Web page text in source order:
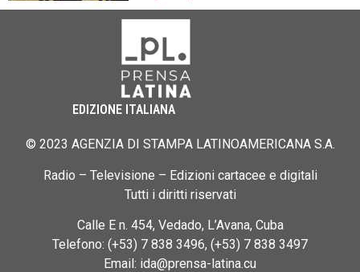
EDIZIONE ITALIANA
© 2023 AGENZIA DI STAMPA LATINOAMERICANA S.A.
Radio – Televisione – Edizioni cartacee e digitali
Tutti i diritti riservati
Calle E n. 454, Vedado, L’Avana, Cuba
Telefono: (+53) 7 838 3496, (+53) 7 838 3497
Email: ida@prensa-latina.cu